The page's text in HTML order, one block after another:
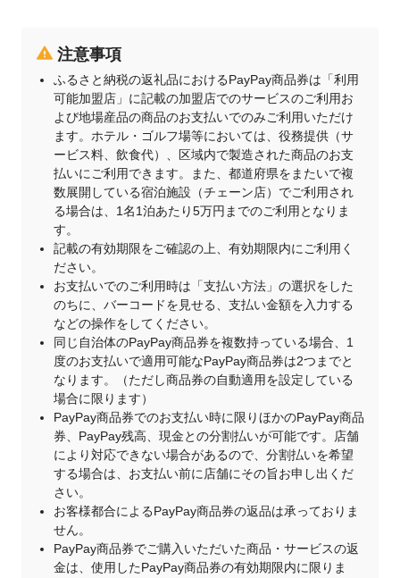
注意事項
ふるさと納税の返礼品におけるPayPay商品券は「利用
可能加盟店」に記載の加盟店でのサービスのご利用お
よび地場産品の商品のお支払いでのみご利用いただけ
ます。ホテル・ゴルフ場等においては、役務提供（サ
ービス料、飲食代）、区域内で製造された商品のお支
払いにご利用できます。また、都道府県をまたいで複
数展開している宿泊施設（チェーン店）でご利用され
る場合は、1名1泊あたり5万円までのご利用となりま
す。
記載の有効期限をご確認の上、有効期限内にご利用く
ださい。
お支払いでのご利用時は「支払い方法」の選択をした
のちに、バーコードを見せる、支払い金額を入力する
などの操作をしてください。
同じ自治体のPayPay商品券を複数持っている場合、1
度のお支払いで適用可能なPayPay商品券は2つまでと
なります。（ただし商品券の自動適用を設定している
場合に限ります）
PayPay商品券でのお支払い時に限りほかのPayPay商品
券、PayPay残高、現金との分割払いが可能です。店舗
により対応できない場合があるので、分割払いを希望
する場合は、お支払い前に店舗にその旨お申し出くだ
さい。
お客様都合によるPayPay商品券の返品は承っておりま
せん。
PayPay商品券でご購入いただいた商品・サービスの返
金は、使用したPayPay商品券の有効期限内に限りま